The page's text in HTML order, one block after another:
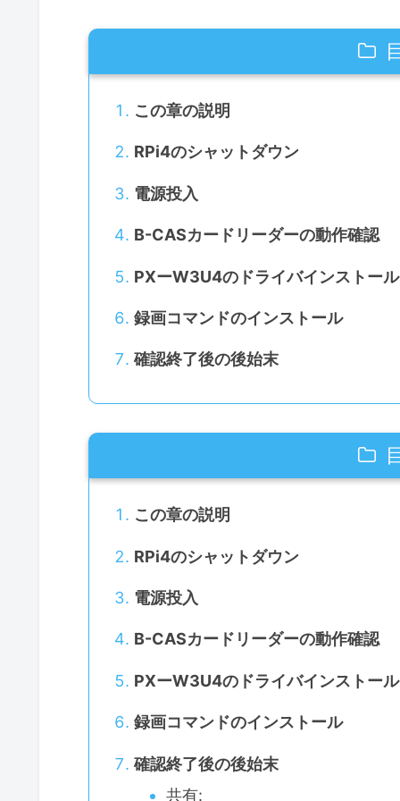
この章の説明
RPi4のシャットダウン
電源投入
B-CASカードリーダーの動作確認
PXーW3U4のドライバインストール
録画コマンドのインストール
確認終了後の後始末
この章の説明
RPi4のシャットダウン
電源投入
B-CASカードリーダーの動作確認
PXーW3U4のドライバインストール
録画コマンドのインストール
確認終了後の後始末
共有: